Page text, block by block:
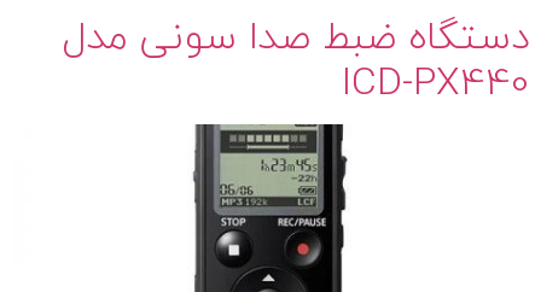
دستگاه ضبط صدا سونی مدل
ICD-PX440